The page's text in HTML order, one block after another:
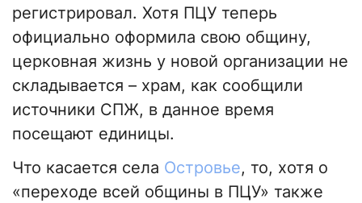
регистрировал. Хотя ПЦУ теперь
официально оформила свою общину,
церковная жизнь у новой организации не
складывается – храм, как сообщили
источники СПЖ, в данное время
посещают единицы.
Что касается села Островье, то, хотя о
«переходе всей общины в ПЦУ» также